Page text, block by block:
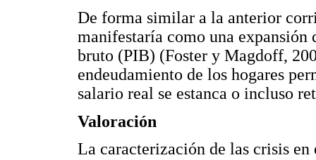
De forma similar a la anterior
manifestaría como una expansión
bruto (PIB) (Foster y Magdoff,
endeudamiento de los hogares
salario real se estanca o incluso
Valoración
La caracterización de las crisis en